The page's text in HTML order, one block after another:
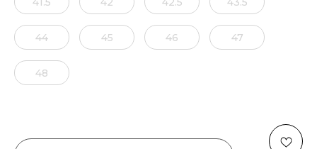
44 45 46 47
48